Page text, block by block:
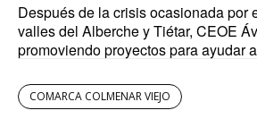
Después de la crisis ocasionada por
valles del Alberche y Tiétar, CEOE
promoviendo proyectos para ayudar
COMARCA COLMENAR VIEJO